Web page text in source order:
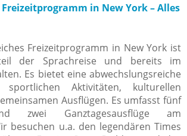
Freizeitprogramm in New York – Alles
Freizeitprogramm in New York ist
der Sprachreise und bereits im
Es bietet eine abwechslungsreiche
Aktivitäten, kulturellen
Ausflügen. Es umfasst fünf
zwei Ganztagesausflüge am
besuchen u.a. den legendären Times